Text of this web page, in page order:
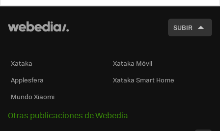
SUBIR
Xataka
Xataka Móvil
Applesfera
Xataka Smart Home
Mundo Xiaomi
Otras publicaciones de Webedia